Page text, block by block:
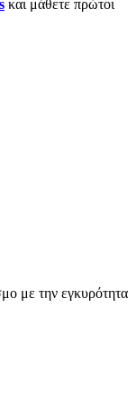
και μάθετε πρώτοι
με την εγκυρότητα